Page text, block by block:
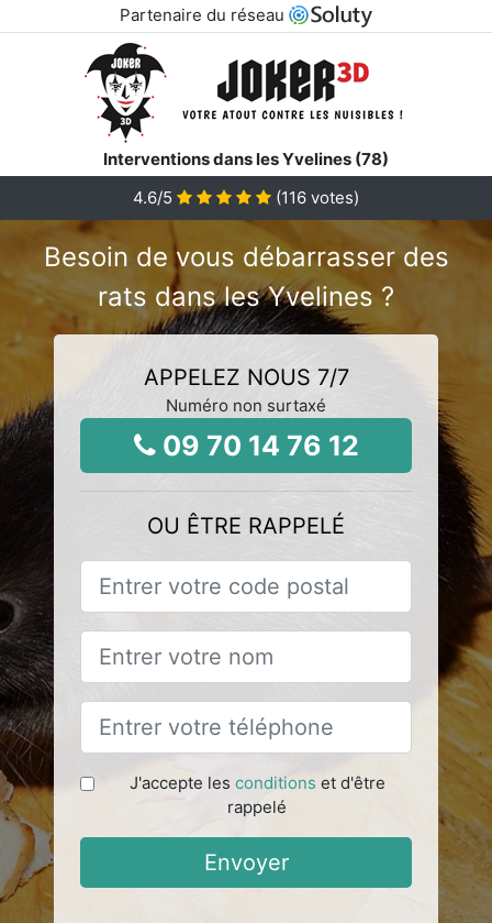
Partenaire du réseau
Interventions dans les Yvelines (78)
4.6/5 (116 votes)
Besoin de vous débarrasser des
rats dans les Yvelines ?
APPELEZ NOUS 7/7
Numéro non surtaxé
09 70 14 76 12
OU ÊTRE RAPPELÉ
J'accepte les conditions et d'être
rappelé
Envoyer